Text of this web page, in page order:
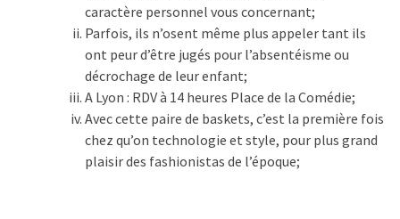
caractère personnel vous concernant;
Parfois, ils n’osent même plus appeler tant ils
ont peur d’être jugés pour l’absentéisme ou
décrochage de leur enfant;
A Lyon : RDV à 14 heures Place de la Comédie;
Avec cette paire de baskets, c’est la première fois
chez qu’on technologie et style, pour plus grand
plaisir des fashionistas de l’époque;